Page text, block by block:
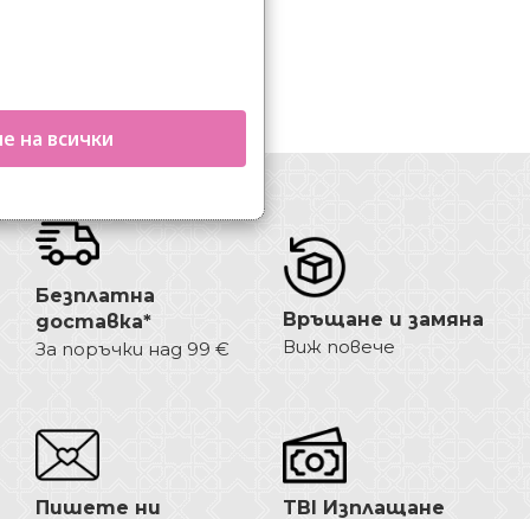
Безплатна
доставка*
За поръчки над 99 €
Връщане и замяна
Виж повече
Пишете ни
TBI Изплащане
на всички